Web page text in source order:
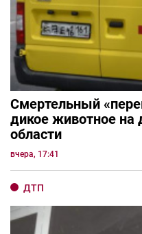
Смертельный
дикое животное на
области
вчера, 17:41
ДТП